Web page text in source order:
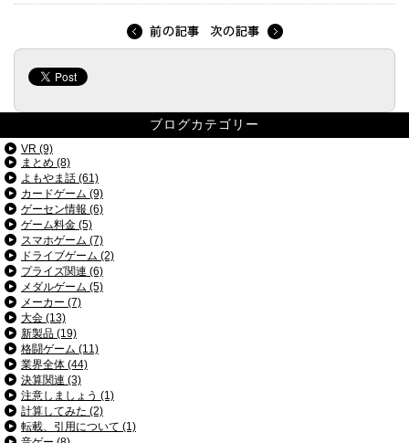
ブログカテゴリー
VR (9)
まとめ (8)
よもやま話 (61)
カードゲーム (9)
ゲーセン情報 (6)
ゲーム料金 (5)
スマホゲーム (7)
ドライブゲーム (2)
プライズ関連 (6)
メダルゲーム (5)
メーカー (7)
大会 (13)
新製品 (19)
格闘ゲーム (11)
業界全体 (44)
決算関連 (3)
注意しましょう (1)
計算してみた (2)
転載、引用について (1)